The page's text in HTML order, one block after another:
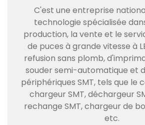
C'est une entreprise
technologie spécialisée
production, la vente et le
de puces à grande vitesse à
refusion sans plomb,
souder semi-automatique et
périphériques SMT, tels que le
chargeur SMT, déchargeur
rechange SMT, chargeur de
etc.